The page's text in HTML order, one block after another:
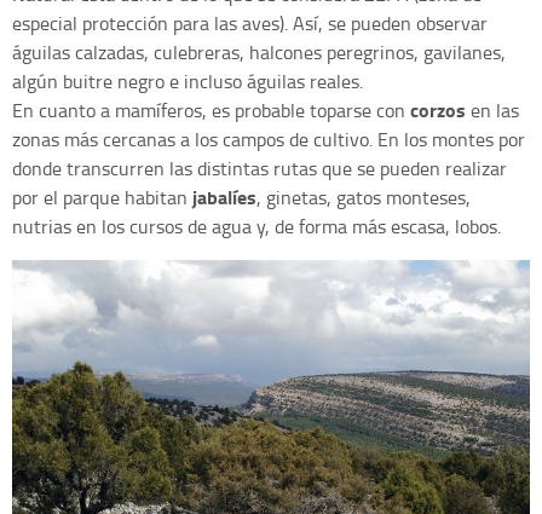
especial protección para las aves). Así, se pueden observar
águilas calzadas, culebreras, halcones peregrinos, gavilanes,
algún buitre negro e incluso águilas reales.
En cuanto a mamíferos, es probable toparse con corzos en las
zonas más cercanas a los campos de cultivo. En los montes por
donde transcurren las distintas rutas que se pueden realizar
por el parque habitan jabalíes, ginetas, gatos monteses,
nutrias en los cursos de agua y, de forma más escasa, lobos.